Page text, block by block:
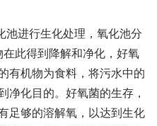
进行生化处理，氧化池分
此得到降解和净化，好氧
有机物为食料，将污水中的
净化目的。好氧菌的生存，
足够的溶解氧，以达到生化